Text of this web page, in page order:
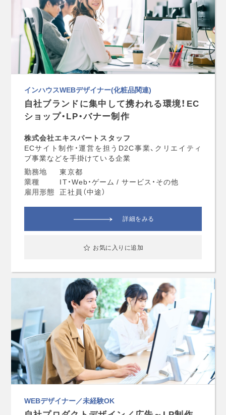
インハウスWEBデザイナー(化粧品関連)
自社ブランドに集中して携われる環境！EC
ショップ・LP・バナー制作
株式会社エキスパートスタッフ
ECサイト制作・運営を担うD2C事業、クリエイティ
ブ事業などを手掛けている企業
勤務地
東京都
業種
IT・Web・ゲーム / サービス・その他
雇用形態 正社員（中途）
詳細をみる
お気に入りに追加
WEBデザイナー／未経験OK